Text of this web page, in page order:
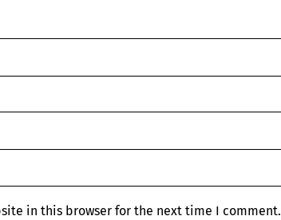
in this browser for the next time I comment.